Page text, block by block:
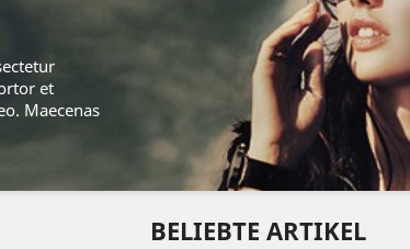
et
Maecenas
BELIEBTE ARTIKEL